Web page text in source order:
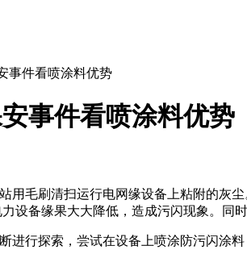
事件看喷涂料优势
事件看喷涂料优势
用毛刷清扫运行电网缘设备上粘附的灰
设备缘果大大降低，造成污闪现象。同
进行探索，尝试在设备上喷涂防污闪涂